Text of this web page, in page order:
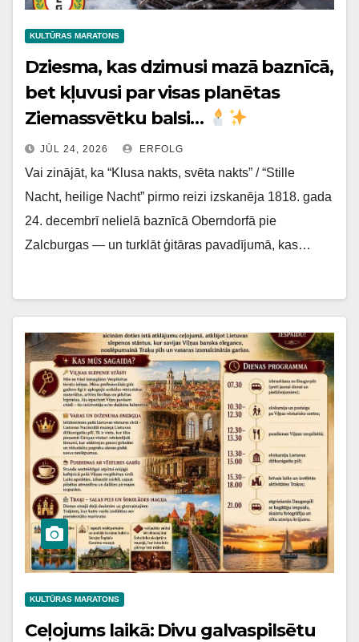
KULTŪRAS MARATONS
Dziesma, kas dzimusi mazā baznīcā,
bet kļuvusi par visas planētas
Ziemassvētku balsi…
JŪL 24, 2026 ERFOLG
Vai zinājāt, ka “Klusa nakts, svēta nakts” / “Stille
Nacht, heilige Nacht” pirmo reizi izskanēja 1818. gada
24. decembrī nelielā baznīcā Oberndorfā pie
Zalcburgas — un turklāt ģitāras pavadījumā, kas…
KULTŪRAS MARATONS
Ceļojums laikā: Divu galvaspilsētu